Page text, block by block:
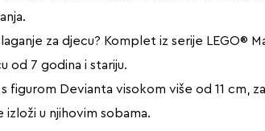
za djecu? Komplet iz serije LEGO®
od 7 godina i stariju.
figurom Devianta visokom više od 11
izloži u njihovim sobama.